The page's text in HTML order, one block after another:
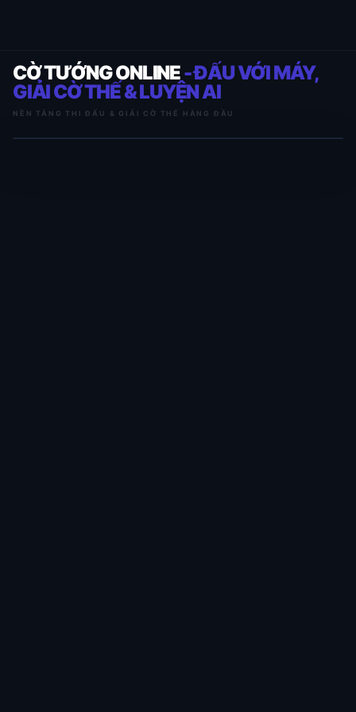
CỜ TƯỚNG ONLINE- ĐẤU VỚI MÁY,
GIẢI CỜ THẾ & LUYỆN AI
NỀN TẢNG THI ĐẤU & GIẢI CỜ THẾ HÀNG ĐẦU